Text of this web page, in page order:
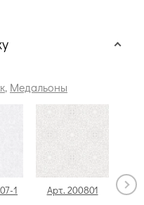
, Медальоны
1 Арт. 200801